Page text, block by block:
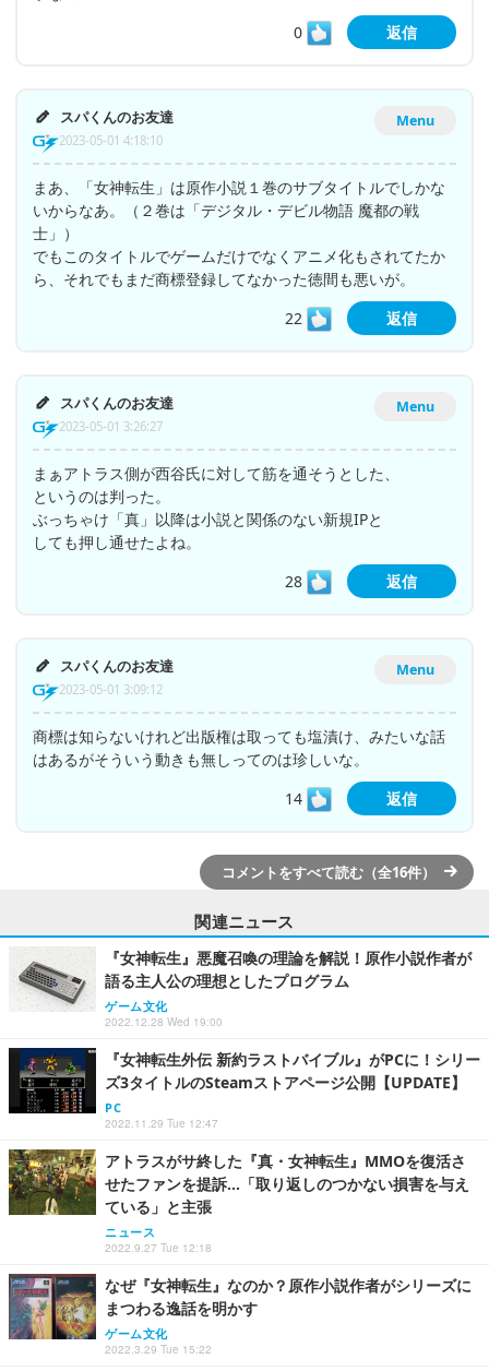
0
返信
Menu
スパくんのお友達
2023-05-01 4:18:10
まあ、「女神転生」は原作小説１巻のサブタイトルでしかな
いからなあ。（２巻は「デジタル・デビル物語 魔都の戦
士」）
でもこのタイトルでゲームだけでなくアニメ化もされてたか
ら、それでもまだ商標登録してなかった徳間も悪いが。
22
返信
Menu
スパくんのお友達
2023-05-01 3:26:27
まぁアトラス側が西谷氏に対して筋を通そうとした、
というのは判った。
ぶっちゃけ「真」以降は小説と関係のない新規IPと
しても押し通せたよね。
28
返信
Menu
スパくんのお友達
2023-05-01 3:09:12
商標は知らないけれど出版権は取っても塩漬け、みたいな話
はあるがそういう動きも無しってのは珍しいな。
14
返信
コメントをすべて読む（全16件）
関連ニュース
『女神転生』悪魔召喚の理論を解説！原作小説作者が
語る主人公の理想としたプログラム
ゲーム文化
2022.12.28 Wed 19:00
『女神転生外伝 新約ラストバイブル』がPCに！シリー
ズ3タイトルのSteamストアページ公開【UPDATE】
PC
2022.11.29 Tue 12:47
アトラスがサ終した『真・女神転生』MMOを復活さ
せたファンを提訴…「取り返しのつかない損害を与え
ている」と主張
ニュース
2022.9.27 Tue 12:18
なぜ『女神転生』なのか？原作小説作者がシリーズに
まつわる逸話を明かす
ゲーム文化
2022.3.29 Tue 15:22